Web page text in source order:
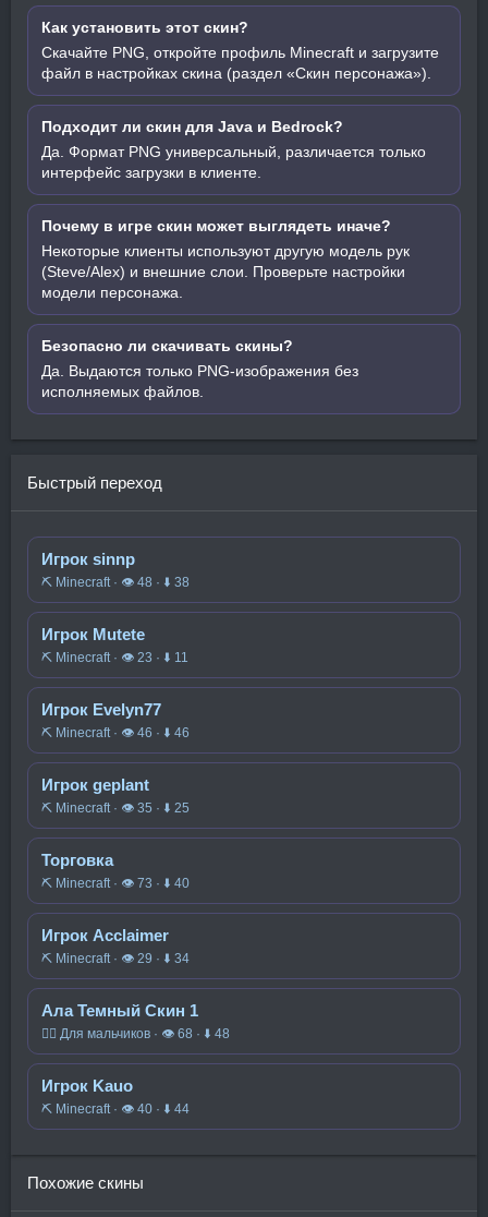
Как установить этот скин?
Скачайте PNG, откройте профиль Minecraft и загрузите
файл в настройках скина (раздел «Скин персонажа»).
Подходит ли скин для Java и Bedrock?
Да. Формат PNG универсальный, различается только
интерфейс загрузки в клиенте.
Почему в игре скин может выглядеть иначе?
Некоторые клиенты используют другую модель рук
(Steve/Alex) и внешние слои. Проверьте настройки
модели персонажа.
Безопасно ли скачивать скины?
Да. Выдаются только PNG-изображения без
исполняемых файлов.
Быстрый переход
Игрок sinnp
⛏️ Minecraft · 👁 48 · ⬇ 38
Игрок Mutete
⛏️ Minecraft · 👁 23 · ⬇ 11
Игрок Evelyn77
⛏️ Minecraft · 👁 46 · ⬇ 46
Игрок geplant
⛏️ Minecraft · 👁 35 · ⬇ 25
Торговка
⛏️ Minecraft · 👁 73 · ⬇ 40
Игрок Acclaimer
⛏️ Minecraft · 👁 29 · ⬇ 34
Ала Темный Скин 1
🧍‍♂️ Для мальчиков · 👁 68 · ⬇ 48
Игрок Kauo
⛏️ Minecraft · 👁 40 · ⬇ 44
Похожие скины